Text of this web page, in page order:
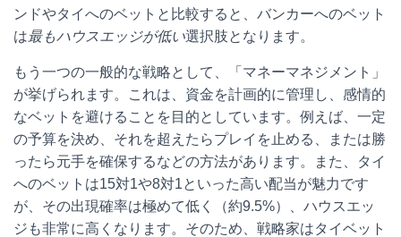
ンドやタイへのベットと比較すると、バンカーへのベット
は最もハウスエッジが低い選択肢となります。
もう一つの一般的な戦略として、「マネーマネジメント」
が挙げられます。これは、資金を計画的に管理し、感情的
なベットを避けることを目的としています。例えば、一定
の予算を決め、それを超えたらプレイを止める、または勝
ったら元手を確保するなどの方法があります。また、タイ
へのベットは15対1や8対1といった高い配当が魅力です
が、その出現確率は極めて低く（約9.5%）、ハウスエッ
ジも非常に高くなります。そのため、戦略家はタイベット